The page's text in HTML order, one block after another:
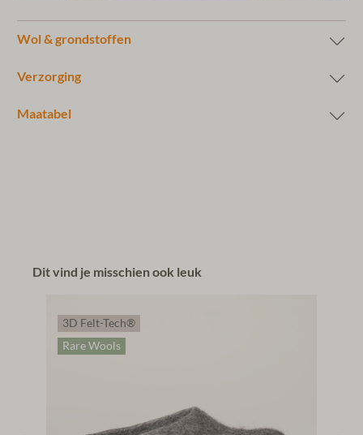
Wol & grondstoffen
Verzorging
Maatabel
Dit vind je misschien ook leuk
3D Felt-Tech®
Rare Wools